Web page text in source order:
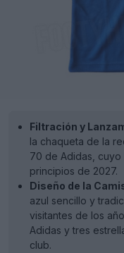
Filtración y
la chaqueta de la
70 de Adidas, cuyo
principios de 2027.
Diseño de la
azul sencillo y
visitantes de los
Adidas y tres
club.